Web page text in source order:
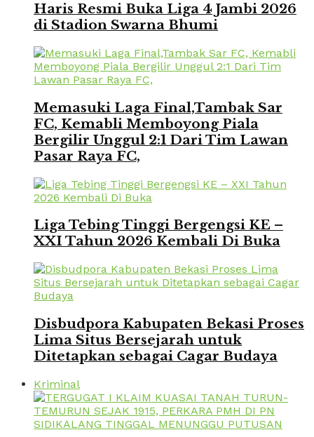
Haris Resmi Buka Liga 4 Jambi 2026
di Stadion Swarna Bhumi
Memasuki Laga Final,Tambak Sar
FC, Kemabli Memboyong Piala
Bergilir Unggul 2:1 Dari Tim Lawan
Pasar Raya FC,
Liga Tebing Tinggi Bergengsi KE –
XXI Tahun 2026 Kembali Di Buka
Disbudpora Kabupaten Bekasi Proses
Lima Situs Bersejarah untuk
Ditetapkan sebagai Cagar Budaya
Kriminal